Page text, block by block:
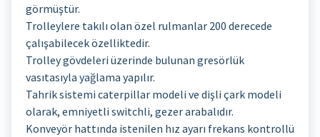
görmüştür.
Trolleylere takılı olan özel rulmanlar 200 derecede
çalışabilecek özelliktedir.
Trolley gövdeleri üzerinde bulunan gresörlük
vasıtasıyla yağlama yapılır.
Tahrik sistemi caterpillar modeli ve dişli çark modeli
olarak, emniyetli switchli, gezer arabalıdır.
Konveyör hattında istenilen hız ayarı frekans kontrollü